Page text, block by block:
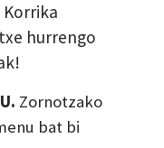
hurrengo
Zornotzako
bat bi